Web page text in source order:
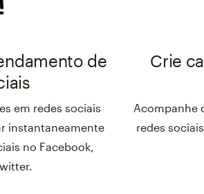
de
em redes sociais
instantaneamente
no Facebook,
Crie
Acompanhe
redes